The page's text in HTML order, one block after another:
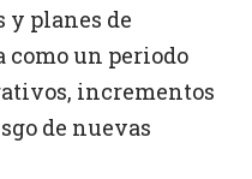
y planes de
como un periodo
incrementos
de nuevas